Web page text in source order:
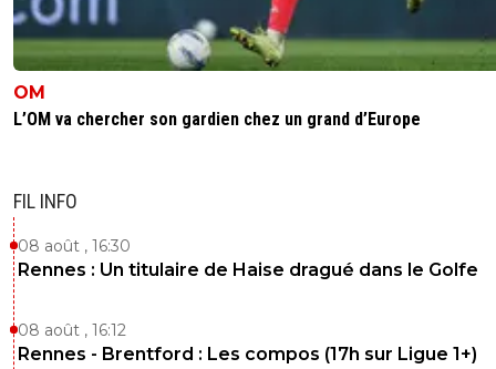
OM
L’OM va chercher son gardien chez un grand d’Europe
FIL INFO
08 août , 16:30
Rennes : Un titulaire de Haise dragué dans le Golfe
08 août , 16:12
Rennes - Brentford : Les compos (17h sur Ligue 1+)